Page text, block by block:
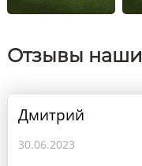
Отзывы
Дмитрий
30.06.2023